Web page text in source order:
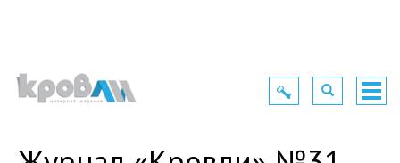
Toggle
navigation
Toggle
navigation